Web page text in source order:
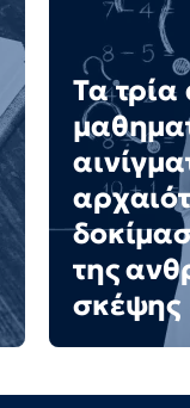
Τα τρία
της
σκέψης